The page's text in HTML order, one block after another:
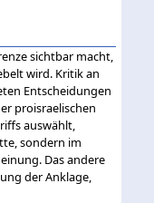
sichtbar macht,
wird. Kritik an
Entscheidungen
proisraelischen
auswählt,
sondern im
Das andere
der Anklage,